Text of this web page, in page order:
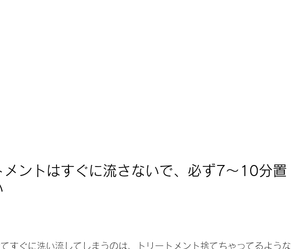
メントはすぐに流さないで、必ず7〜10分置
すぐに洗い流してしまうのは、トリートメント捨てちゃってるような